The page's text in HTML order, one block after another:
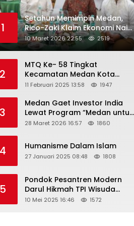
1
Setahun Memimpin Medan,
Rico-Zaki Klaim Ekonomi Naik
dan Pengangguran Turun
10 Maret 2026 22:55 2519
2
MTQ Ke- 58 Tingkat
Kecamatan Medan Kota
Tahun 2025 Resmi Dibuka
11 Februari 2025 13:58 1947
3
Medan Gaet Investor India
Lewat Program “Medan untuk
Semua”
28 Maret 2026 16:57 1860
Humanisme Dalam Islam
27 Januari 2025 08:48 1808
Pondok Pesantren Modern
Darul Hikmah TPI Wisuda
Santri/Santriwati Angkatan
10 Mei 2025 16:46 1572